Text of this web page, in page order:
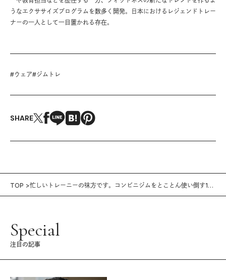
うなエクササイズプログラムを数多く開発。日本におけるレジェンドトレー
ナーの一人として一目置かれる存在。
#ウェア#ジムトレ
SHARE
TOP
忙しいトレーニーの味方です。コンビニジムをとことん使い倒す13
Special
注目の記事